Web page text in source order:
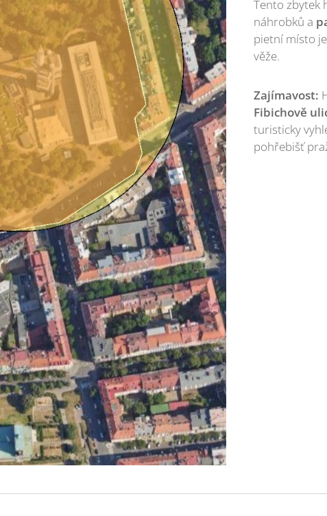
Tento zbytek
náhrobků a
pietní místo
věže.
Zajímavost:
Fibichově
turisticky
pohřebišť